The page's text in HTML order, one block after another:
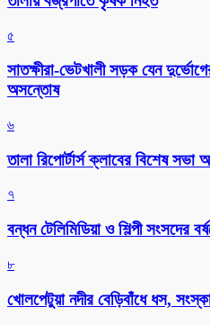
৫
সাতক্ষীরা-ভেটখালী সড়ক যেন
অসন্তোষ
৬
‎তালা রিপোর্টার্স ক্লাবের বিশেষ সভা
৭
বন্ধন টেলিমিডিয়া ও শিল্পী সংসদের
৮
খোলপেটুয়া নদীর বেড়িবাঁধে ধস,